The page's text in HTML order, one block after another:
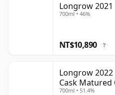
Longrow 2021
700ml • 46%
NT$10,890 ?
Longrow
Cask Matured
700ml • 51.4%